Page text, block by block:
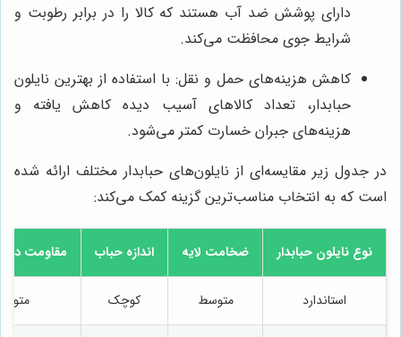
دارای پوشش ضد آب هستند که کالا را در برابر رطوبت و
شرایط جوی محافظت می‌کند.
کاهش هزینه‌های حمل و نقل: با استفاده از بهترین نایلون
حبابدار، تعداد کالاهای آسیب دیده کاهش یافته و
هزینه‌های جبران خسارت کمتر می‌شود.
در جدول زیر مقایسه‌ای از نایلون‌های حبابدار مختلف ارائه شده
است که به انتخاب مناسب‌ترین گزینه کمک می‌کند:
نوع نایلون حبابدار ضخامت لایه اندازه حباب مقاومت در
استاندارد متوسط کوچک